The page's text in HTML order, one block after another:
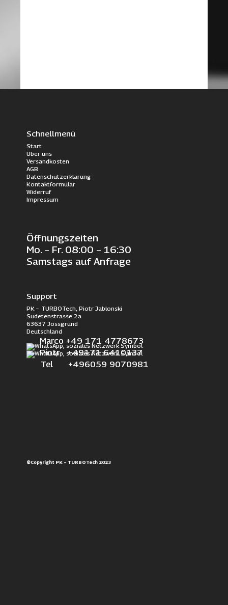
Schnellmenü
Start
Über uns
Versandkosten
AGB
Datenschutzerklärung
Kontaktformular
Widerruf
Impressum
Öffnungszeiten
Mo. – Fr. 08:00 – 16:30
Samstags auf Anfrage
Support
PK – TURBOTech, Piotr Jablonski
Sudetenstrasse 2a
63637 Jossgrund
Deutschland
Marco +49 171 4778673
Piotr +49171 6410137
Tel +496059 9070981
©Copyright PK – TURBOTech 2023